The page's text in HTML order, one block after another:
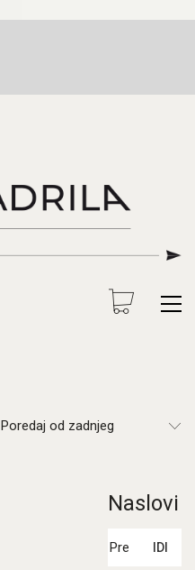
Poredaj od zadnjeg
Naslovi
IDI